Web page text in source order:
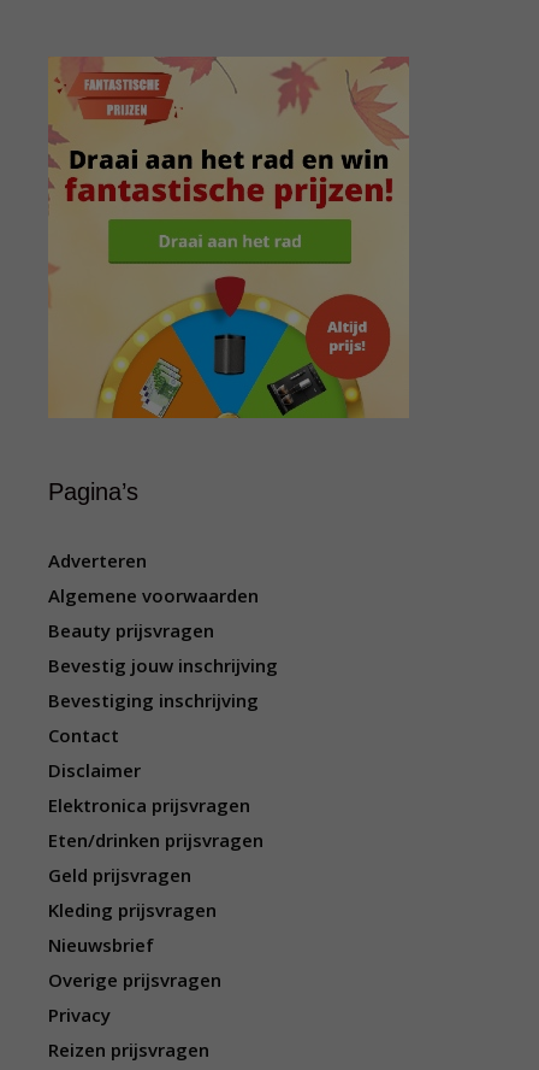
Pagina’s
Adverteren
Algemene voorwaarden
Beauty prijsvragen
Bevestig jouw inschrijving
Bevestiging inschrijving
Contact
Disclaimer
Elektronica prijsvragen
Eten/drinken prijsvragen
Geld prijsvragen
Kleding prijsvragen
Nieuwsbrief
Overige prijsvragen
Privacy
Reizen prijsvragen